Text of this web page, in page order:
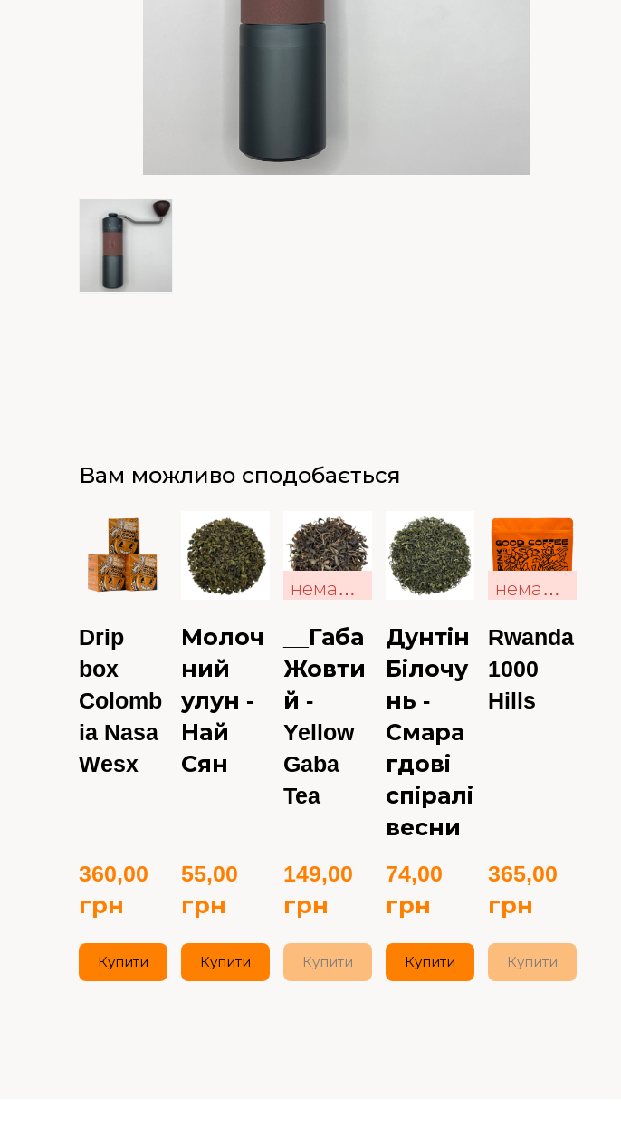
Вам можливо сподобається
Drip
box
Colomb
ia Nasa
Wesx
360,00
грн
Купити
Молоч
ний
улун -
Най
Сян
55,00
грн
Купити
немає в наявності
__Габа
Жовти
й -
Yellow
Gaba
Tea
149,00
грн
Купити
Дунтін
Білочу
нь -
Смара
гдові
спіралі
весни
74,00
грн
Купити
немає в наявності
Rwanda
1000
Hills
365,00
грн
Купити